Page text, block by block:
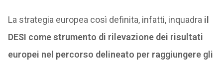
La strategia europea così definita, infatti, inquadra il
DESI come strumento di rilevazione dei risultati
europei nel percorso delineato per raggiungere gli